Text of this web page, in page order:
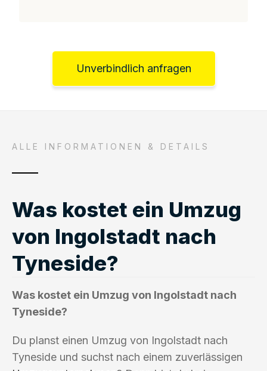
Unverbindlich anfragen
ALLE INFORMATIONEN & DETAILS
Was kostet ein Umzug
von Ingolstadt nach
Tyneside?
Was kostet ein Umzug von Ingolstadt nach
Tyneside?
Du planst einen Umzug von Ingolstadt nach
Tyneside und suchst nach einem zuverlässigen